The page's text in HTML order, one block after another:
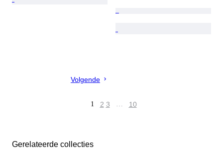
Volgende
1 2 3 … 10
Gerelateerde collecties